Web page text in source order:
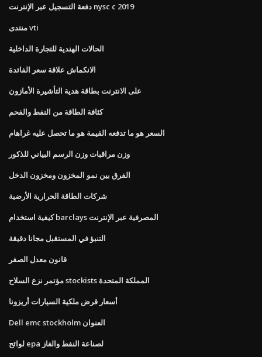
دفعة التسجيل عبر الإنترنت nysc c 2019
منتدى vti
الحالات الهندية للتجارة الداخلية
الانكماش علاقة سعر الفائدة
على الانترنت بطاقة هدية التأشيرة الأمازون
كثافة الطاقة من النفط والفحم
السعر هو ما تدفعه القيمة هو ما تحصل عليه غراهام
وزن مراقبات وزن الرسم البياني للذكور
الفرق بين نمو المخزون ومخزون الدخل
شركات الطاقة الحرارية الأرضية
كيفية استخدام barclays المصرفية عبر الإنترنت
التنبؤ في المستقبل مجانا دقيقة
قانون معدل الصفر
مؤتمر نزع السلاح stockists المملكة المتحدة
أسعار قرض ملكية السيارات أريزونا
Dell emc stockholm العنوان
لوائح epa لصناعة النفط والغاز